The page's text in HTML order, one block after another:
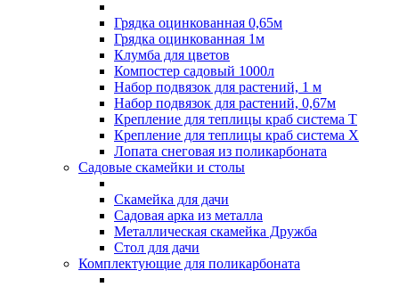
Грядка оцинкованная 0,65м
Грядка оцинкованная 1м
Клумба для цветов
Компостер садовый 1000л
Набор подвязок для растений, 1 м
Набор подвязок для растений, 0,67м
Крепление для теплицы краб система Т
Крепление для теплицы краб система Х
Лопата снеговая из поликарбоната
Садовые скамейки и столы
Скамейка для дачи
Садовая арка из металла
Металлическая скамейка Дружба
Стол для дачи
Комплектующие для поликарбоната